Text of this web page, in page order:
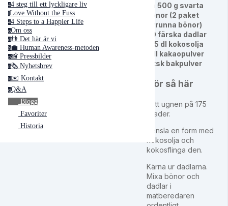
44 steg till ett lyckligare liv
lLove Without the Fuss
44 Steps to a Happier Life
oOm oss
d👫 Det här är vi
h💼 Human Awareness-metoden
p📸 Pressbilder
n🗞 Nyhetsbrev
k✉️ Kontakt
qQ&A
Blogg
Favoriter
Historia
ca 500 g svarta
bönor (2 paket
avrunna bönor)
20 färska dadlar
0,5 dl kokosolja
1 dl kakaopulver
2 tsk bakpulver
Gör så här
Sätt ugnen på 175
grader.
Pensla en form med
kokosolja och
kokosflinga den.
Kärna ur dadlarna.
Mixa bönor och
dadlar i
matberedaren